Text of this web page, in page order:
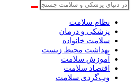
نظام سلامت
پزشکی و درمان
سلامت خانواده
بهداشت محیط زیست
آموزش سلامت
اقتصاد سلامت
وب‌گردی سلامت